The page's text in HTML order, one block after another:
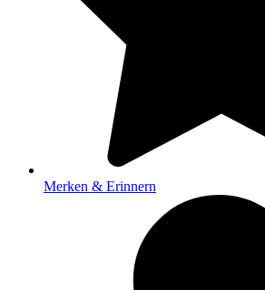
Merken & Erinnern